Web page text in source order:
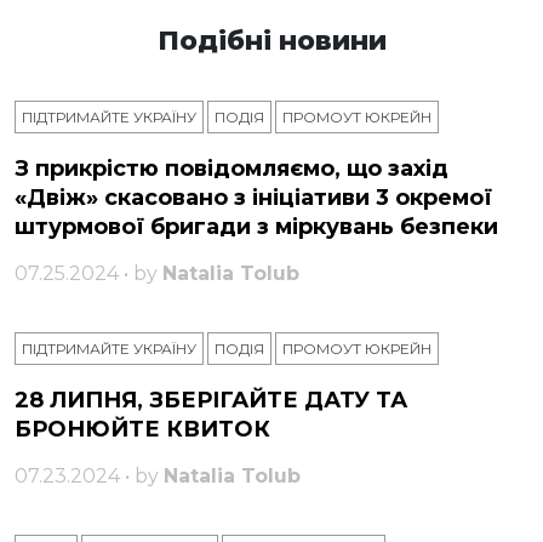
Подібні новини
ПІДТРИМАЙТЕ УКРАЇНУ ПОДІЯ ПРОМОУТ ЮКРЕЙН
З прикрістю повідомляємо, що захід
«Двіж» скасовано з ініціативи 3 окремої
штурмової бригади з міркувань безпеки
07.25.2024 • by Natalia Tolub
ПІДТРИМАЙТЕ УКРАЇНУ ПОДІЯ ПРОМОУТ ЮКРЕЙН
28 ЛИПНЯ, ЗБЕРІГАЙТЕ ДАТУ ТА
БРОНЮЙТЕ КВИТОК
07.23.2024 • by Natalia Tolub